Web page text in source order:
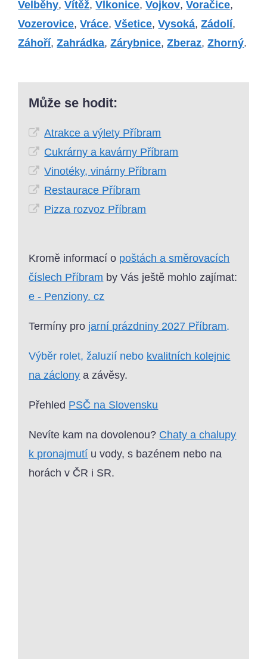
Velběhy,Vítěž,Vlkonice,Vojkov,Voračice,
Vozerovice,Vráce,Všetice,Vysoká,Zádolí,
Záhoří,Zahrádka,Zárybnice,Zberaz,Zhorný.
Může se hodit:
Atrakce a výlety Příbram
Cukrárny a kavárny Příbram
Vinotéky, vinárny Příbram
Restaurace Příbram
Pizza rozvoz Příbram
Kromě informací o poštách a směrovacích
číslech Příbram by Vás ještě mohlo zajímat:
e - Penziony. cz
Termíny pro jarní prázdniny 2027 Příbram.
Výběr rolet, žaluzií nebo kvalitních kolejnic
na záclony a závěsy.
Přehled PSČ na Slovensku
Nevíte kam na dovolenou? Chaty a chalupy
k pronajmutí u vody, s bazénem nebo na
horách v ČR i SR.